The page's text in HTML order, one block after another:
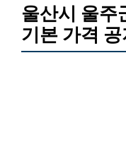
울산시 울주
기본 가격 공